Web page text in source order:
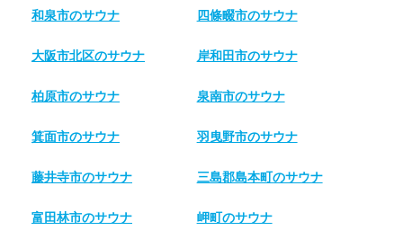
和泉市のサウナ 四條畷市のサウナ
大阪市北区のサウナ 岸和田市のサウナ
柏原市のサウナ 泉南市のサウナ
箕面市のサウナ 羽曳野市のサウナ
藤井寺市のサウナ 三島郡島本町のサウナ
富田林市のサウナ 岬町のサウナ